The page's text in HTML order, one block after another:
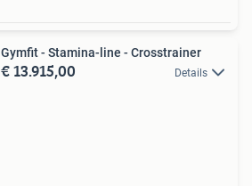
Gymfit - Stamina-line - Crosstrainer
€ 13.915,00 Details